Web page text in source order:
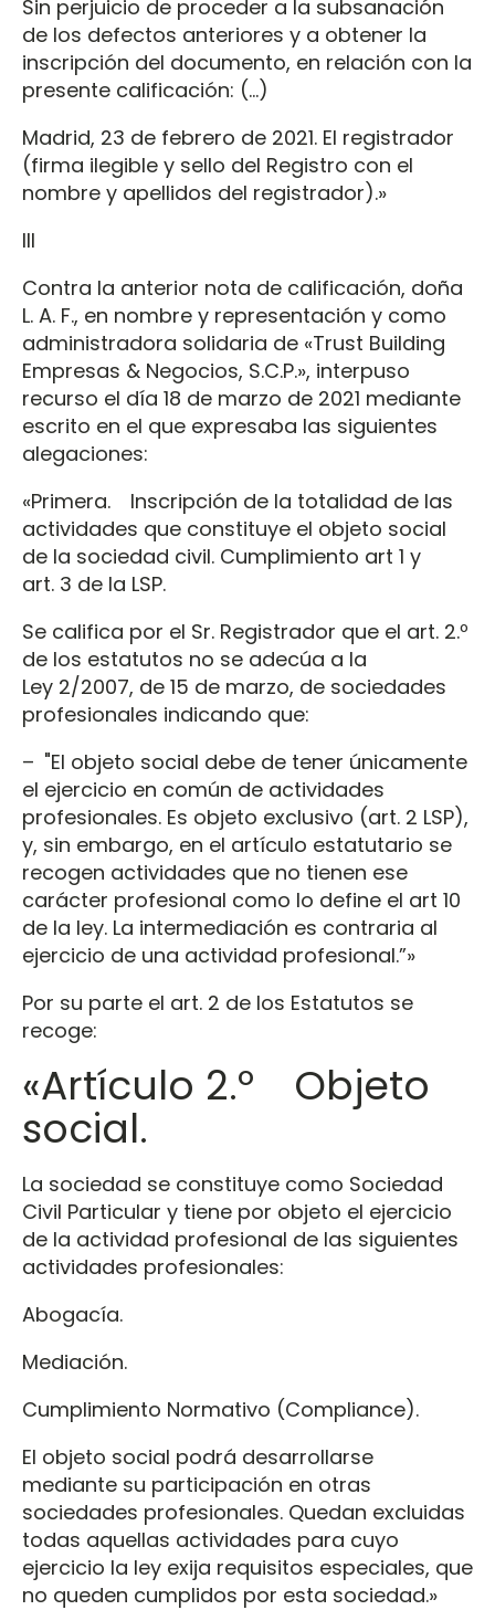
Sin perjuicio de proceder a la subsanación
de los defectos anteriores y a obtener la
inscripción del documento, en relación con la
presente calificación: (…)
Madrid, 23 de febrero de 2021. El registrador
(firma ilegible y sello del Registro con el
nombre y apellidos del registrador).»
III
Contra la anterior nota de calificación, doña
L. A. F., en nombre y representación y como
administradora solidaria de «Trust Building
Empresas & Negocios, S.C.P.», interpuso
recurso el día 18 de marzo de 2021 mediante
escrito en el que expresaba las siguientes
alegaciones:
«Primera. Inscripción de la totalidad de las
actividades que constituye el objeto social
de la sociedad civil. Cumplimiento art 1 y
art. 3 de la LSP.
Se califica por el Sr. Registrador que el art. 2.º
de los estatutos no se adecúa a la
Ley 2/2007, de 15 de marzo, de sociedades
profesionales indicando que:
– "El objeto social debe de tener únicamente
el ejercicio en común de actividades
profesionales. Es objeto exclusivo (art. 2 LSP),
y, sin embargo, en el artículo estatutario se
recogen actividades que no tienen ese
carácter profesional como lo define el art 10
de la ley. La intermediación es contraria al
ejercicio de una actividad profesional.”»
Por su parte el art. 2 de los Estatutos se
recoge:
«Artículo 2.º Objeto
social.
La sociedad se constituye como Sociedad
Civil Particular y tiene por objeto el ejercicio
de la actividad profesional de las siguientes
actividades profesionales:
Abogacía.
Mediación.
Cumplimiento Normativo (Compliance).
El objeto social podrá desarrollarse
mediante su participación en otras
sociedades profesionales. Quedan excluidas
todas aquellas actividades para cuyo
ejercicio la ley exija requisitos especiales, que
no queden cumplidos por esta sociedad.»